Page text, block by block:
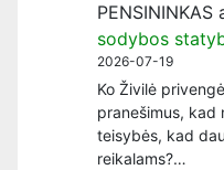
PENSININKAS
sodybos
2026-07-19
Ko Živilė
pranešimus, kad
teisybės, kad
reikalams?…